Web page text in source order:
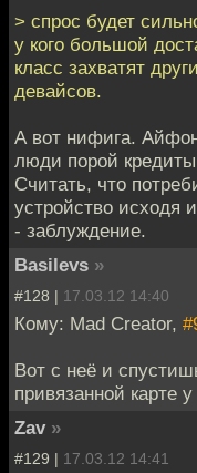
> спрос будет
у кого большой
класс захватят
девайсов.
А вот нифига.
люди порой
Считать, что
устройство исходя
- заблуждение.
Basilevs »
#128 | 17.03.12 14:40
Кому: Mad Creator,
Вот с неё и
привязанной карте
Zav »
#129 | 17.03.12 14:41